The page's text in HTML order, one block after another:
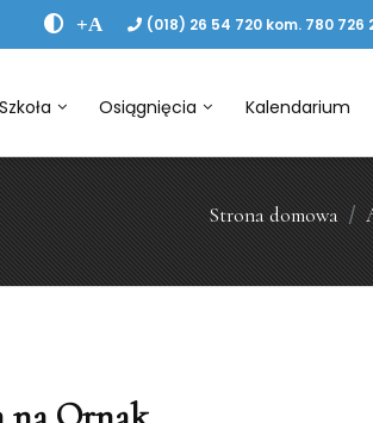
+A (018) 26 54 720 kom. 780 726
Osiągnięcia Kalendarium
Strona domowa